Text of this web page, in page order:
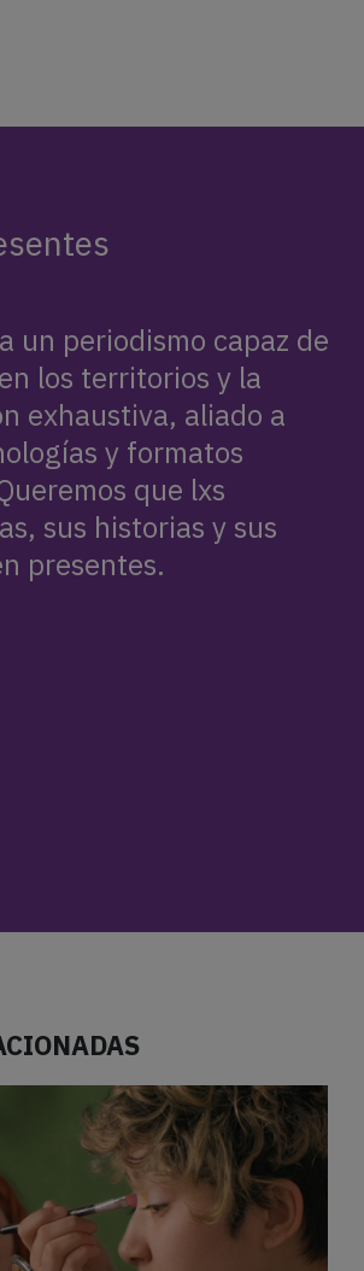
un periodismo capaz de
los territorios y la
exhaustiva, aliado a
y formatos
que lxs
sus historias y sus
presentes.